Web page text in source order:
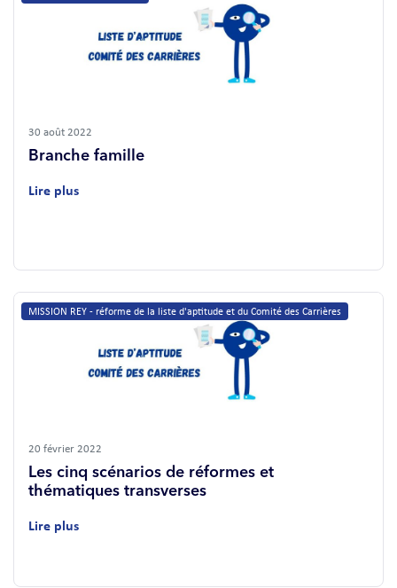
30 août 2022
Branche famille
Lire plus
MISSION REY - réforme de la liste d'aptitude et du Comité des Carrières
20 février 2022
Les cinq scénarios de réformes et
thématiques transverses
Lire plus